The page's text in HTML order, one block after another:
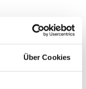
Über Cookies